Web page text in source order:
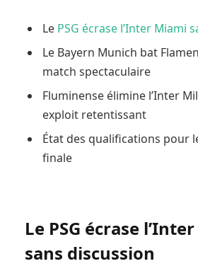
Le PSG écrase l’Inter Miami
Le Bayern Munich bat
match spectaculaire
Fluminense élimine l’Inter
exploit retentissant
État des qualifications pour
finale
Le PSG écrase
sans discussion